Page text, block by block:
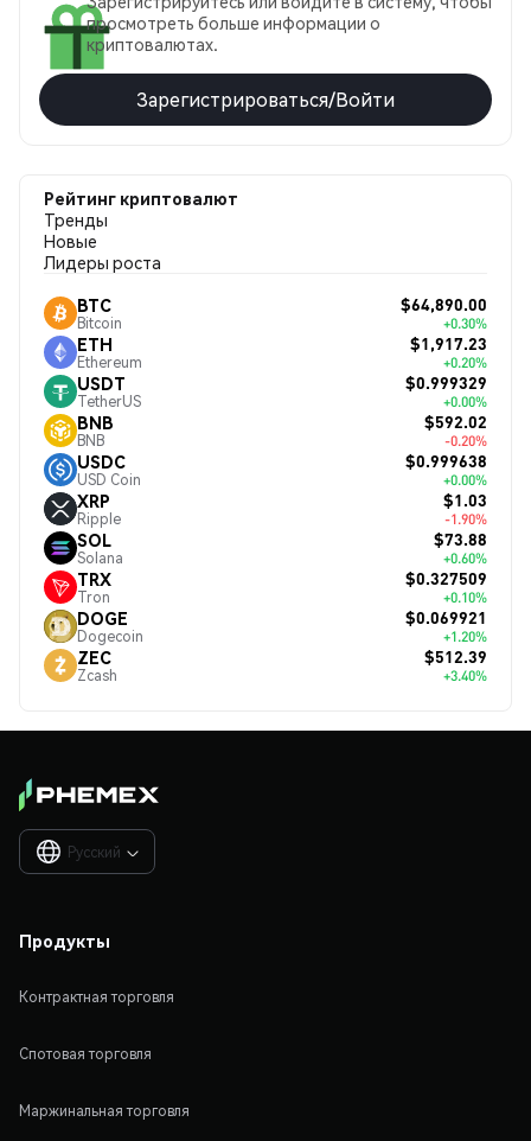
просмотреть больше информации о
криптовалютах.
Зарегистрироваться/Войти
Рейтинг криптовалют
Тренды
Новые
Лидеры роста
BTC
Bitcoin
$64,890.00
+0.30%
ETH
Ethereum
$1,917.23
+0.20%
USDT
TetherUS
$0.999329
+0.00%
BNB
BNB
$592.02
-0.20%
USDC
USD Coin
$0.999638
+0.00%
XRP
Ripple
$1.03
-1.90%
SOL
Solana
$73.88
+0.60%
TRX
Tron
$0.327509
+0.10%
DOGE
Dogecoin
$0.069921
+1.20%
ZEC
Zcash
$512.39
+3.40%
Русский 
Продукты
Контрактная торговля
Спотовая торговля
Маржинальная торговля